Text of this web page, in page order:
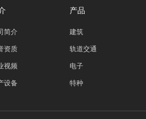
简介
资质
视频
设备
产品
建筑
轨道交通
电子
特种